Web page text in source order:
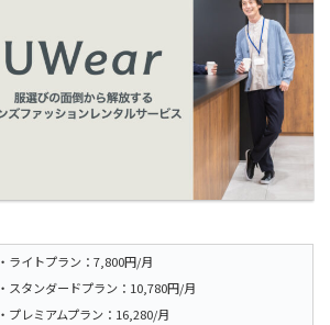
・ライトプラン：7,800円/月
・スタンダードプラン：10,780円/月
・プレミアムプラン：16,280/月